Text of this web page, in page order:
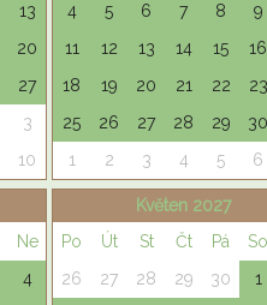
13
20
27
3
10
4
5 6 7 8
9
11
12 13 14 15
16
18
19 20 21 22
23
25
26 27 28 29
30
1
2 3 4 5 6
Ne
4
Květen 2027
Po
Út St Čt Pá
So
26
27 28 29 30
1